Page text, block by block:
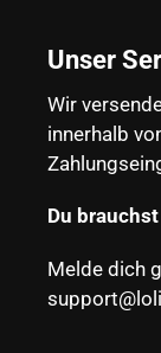
Unser
Wir
innerhalb
Du
Melde dich